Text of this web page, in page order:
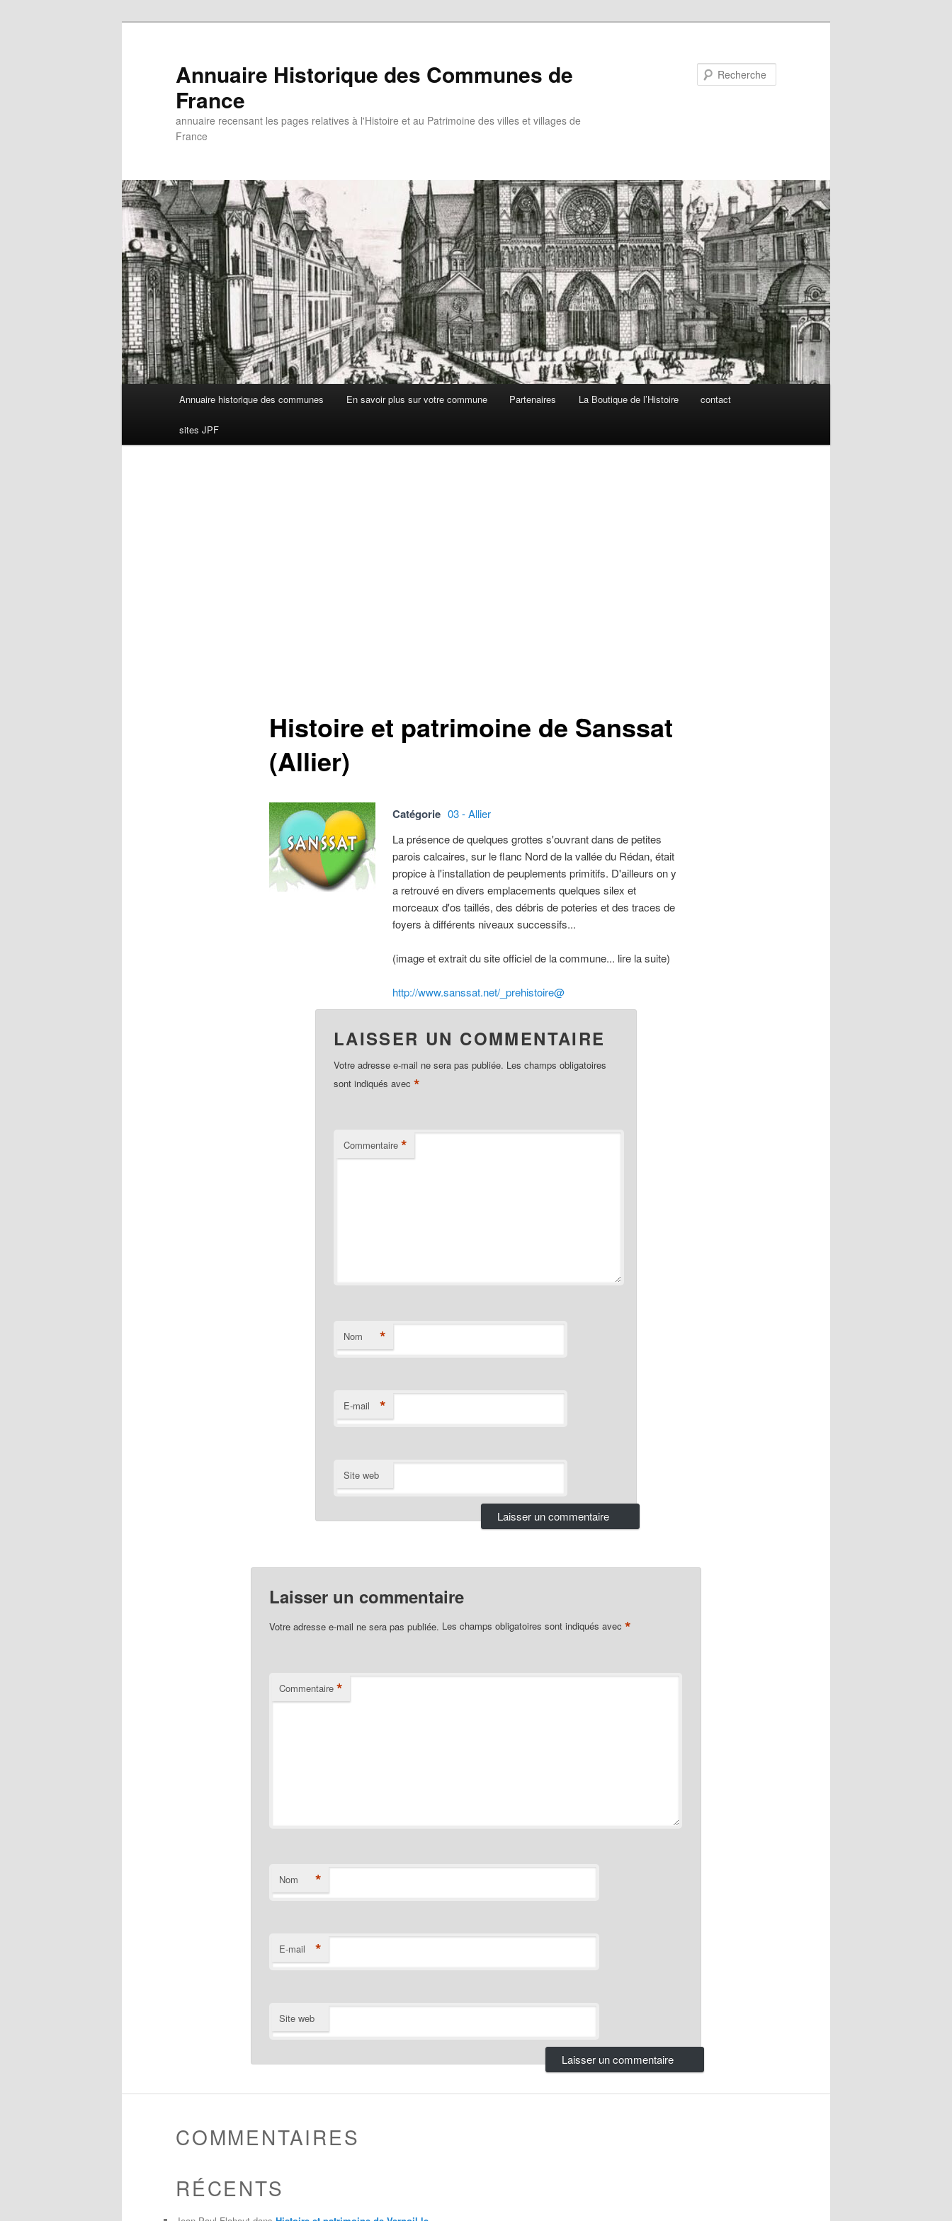
Annuaire Historique des Communes de
France
annuaire recensant les pages relatives à l'Histoire et au Patrimoine des villes et villages de
France
principal
Annuaire historique des communes En savoir plus sur votre commune Partenaires La Boutique de l’Histoire contact
sites JPF
Histoire et patrimoine de Sanssat
(Allier)
Catégorie 03 - Allier
La présence de quelques grottes s'ouvrant dans de petites
parois calcaires, sur le flanc Nord de la vallée du Rédan, était
propice à l'installation de peuplements primitifs. D'ailleurs on y
a retrouvé en divers emplacements quelques silex et
morceaux d'os taillés, des débris de poteries et des traces de
foyers à différents niveaux successifs...
(image et extrait du site officiel de la commune... lire la suite)
http://www.sanssat.net/_prehistoire@
LAISSER UN COMMENTAIRE
Votre adresse e-mail ne sera pas publiée. Les champs obligatoires
sont indiqués avec *
Commentaire *
Nom *
E-mail *
Site web
Laisser un commentaire
Votre adresse e-mail ne sera pas publiée. Les champs obligatoires sont indiqués avec *
Commentaire *
Nom *
E-mail *
Site web
COMMENTAIRES
RÉCENTS